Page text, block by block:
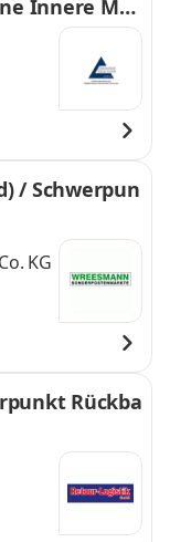
Innere Med
/ Schwerpun
KG
Rückba